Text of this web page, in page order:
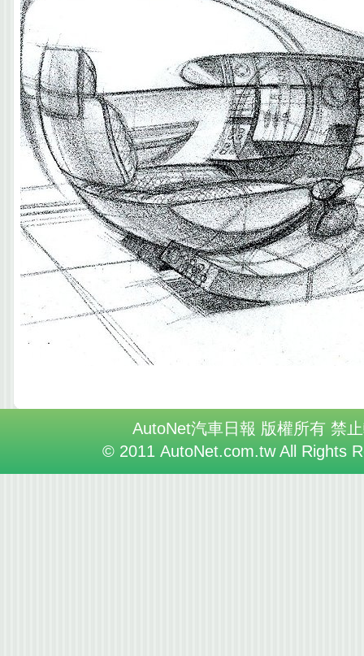
AutoNet汽車日報 版權所有 禁
© 2011 AutoNet.com.tw All Rights